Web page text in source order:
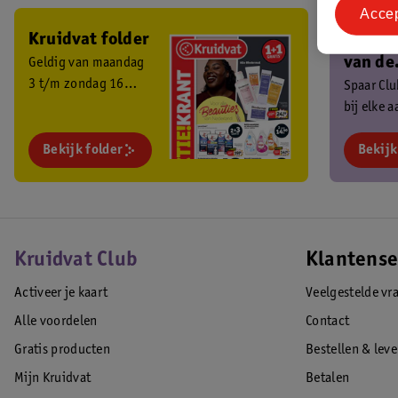
Kruidvat folder
Geldig van maandag
3 t/m zondag 16
Bekijk folder
Ben
van de
Club?
Spaar
bij elke
Kruidvat Club
Activeer je kaart
Alle voordelen
Gratis producten
Mijn Kruidvat
Veelgestelde
Contact
Bestellen &
Betalen